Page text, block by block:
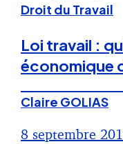
Droit du Travail
Loi travail :
économique
Claire GOLIAS
8 septembre